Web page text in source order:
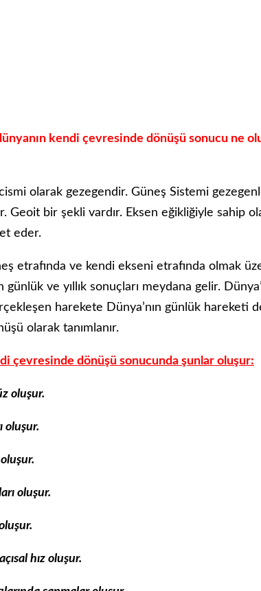
kendi çevresinde dönüşü sonucu ne
olarak gezegendir. Güneş Sistemi
Geoit bir şekli vardır. Eksen eğikliğiyle sahip
eder.
etrafında ve kendi ekseni etrafında olmak
ve yıllık sonuçları meydana gelir.
harekete Dünya’nın günlük hareketi
olarak tanımlanır.
çevresinde dönüşü sonucunda şunlar oluşur:
oluşur.
oluşur.
oluşur.
hız oluşur.